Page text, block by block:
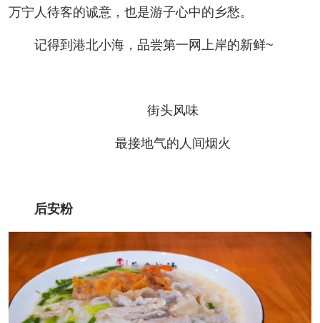
万宁人待客的诚意，也是游子心中的乡愁。
记得到港北小海，品尝第一网上岸的新鲜~
街头风味
最接地气的人间烟火
后安粉